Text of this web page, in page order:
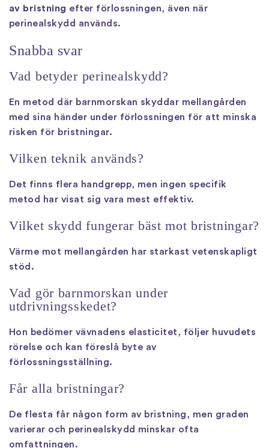
av bristning efter förlossningen, även när
perinealskydd används.
Snabba svar
Vad betyder perinealskydd?
En metod där barnmorskan skyddar mellangården
med sina händer under förlossningen för att minska
risken för bristningar.
Vilken teknik används?
Det finns flera handgrepp, men ingen specifik
metod har visat sig vara mest effektiv.
Vilket skydd fungerar bäst mot bristningar?
Värme mot mellangården har starkast vetenskapligt
stöd.
Vad gör barnmorskan under
utdrivningsskedet?
Hon bedömer vävnadens elasticitet, följer huvudets
rörelse och kan föreslå byte av
förlossningsställning.
Får alla bristningar?
De flesta får någon form av bristning, men graden
varierar och perinealskydd minskar ofta
omfattningen.